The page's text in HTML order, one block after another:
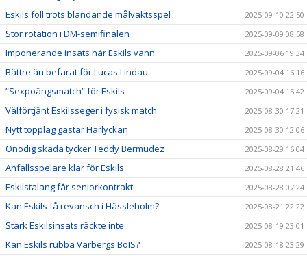
Eskils föll trots bländande målvaktsspel 2025-09-10 22:50
Stor rotation i DM-semifinalen 2025-09-09 08:58
Imponerande insats när Eskils vann 2025-09-06 19:34
Bättre än befarat för Lucas Lindau 2025-09-04 16:16
”Sexpoängsmatch” för Eskils 2025-09-04 15:42
Välförtjänt Eskilsseger i fysisk match 2025-08-30 17:21
Nytt topplag gästar Harlyckan 2025-08-30 12:06
Onödig skada tycker Teddy Bermudez 2025-08-29 16:04
Anfallsspelare klar för Eskils 2025-08-28 21:46
Eskilstalang får seniorkontrakt 2025-08-28 07:24
Kan Eskils få revansch i Hässleholm? 2025-08-21 22:22
Stark Eskilsinsats räckte inte 2025-08-19 23:01
Kan Eskils rubba Varbergs BoIS? 2025-08-18 23:29